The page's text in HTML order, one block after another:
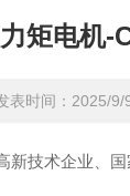
矩电机-
表时间：2025/
技术企业、